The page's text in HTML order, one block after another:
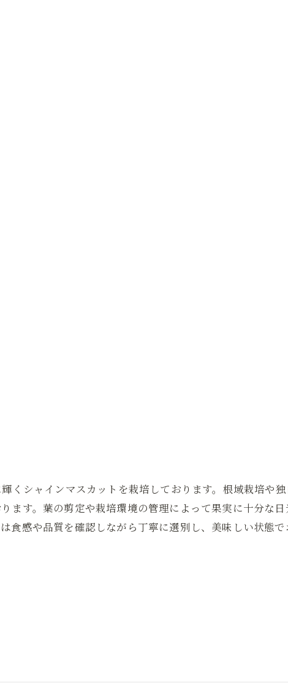
くシャインマスカットを栽培しております。根域栽培や
ます。葉の剪定や栽培環境の管理によって果実に十分な
食感や品質を確認しながら丁寧に選別し、美味しい状態